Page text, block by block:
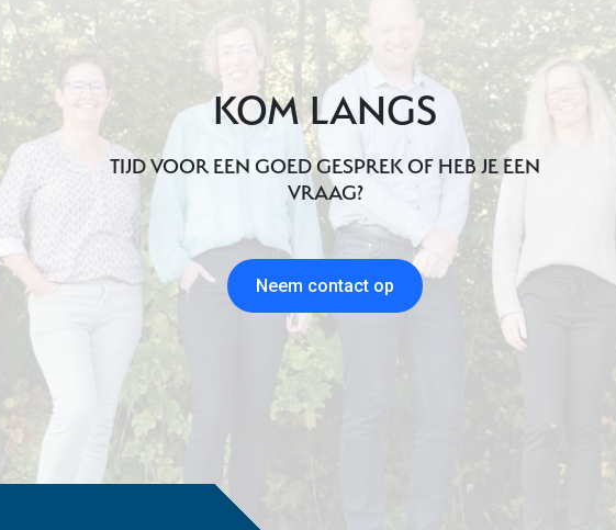
KOM LANGS
TIJD VOOR EEN GOED GESPREK OF HEB JE EEN
VRAAG?
Neem contact op